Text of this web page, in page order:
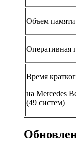
Объем памяти
Оперативная
Время
на Mercedes
(49 систем)